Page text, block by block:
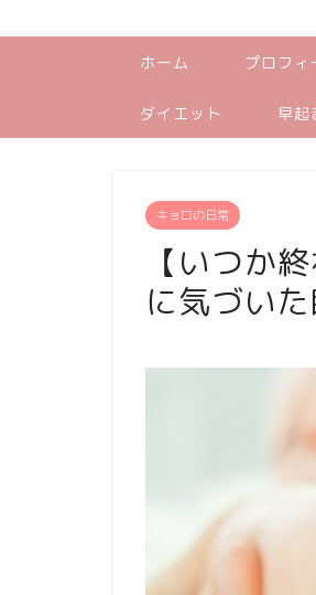
ホーム プロフィ
ダイエット 早起
キョロの日常
【いつか
に気づい